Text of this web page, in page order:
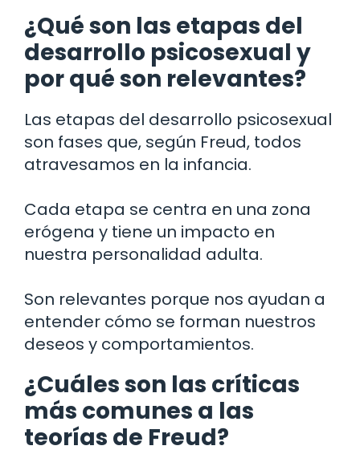
¿Qué son las etapas del
desarrollo psicosexual y
por qué son relevantes?
Las etapas del desarrollo psicosexual
son fases que, según Freud, todos
atravesamos en la infancia.
Cada etapa se centra en una zona
erógena y tiene un impacto en
nuestra personalidad adulta.
Son relevantes porque nos ayudan a
entender cómo se forman nuestros
deseos y comportamientos.
¿Cuáles son las críticas
más comunes a las
teorías de Freud?